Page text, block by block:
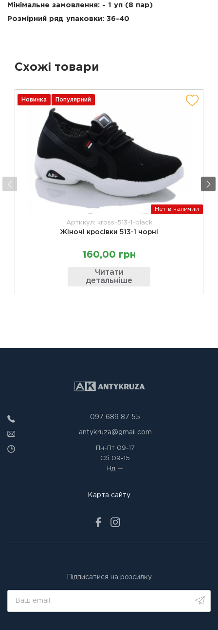
Мінімальне замовлення: - 1 уп (8 пар)
Розмірний ряд упаковки: 36-40
Схожі товари
Новинка Популярний
Нет в наличии
Артикул: kross-513-1-black
Жіночі кросівки 513-1 чорні
160,00 грн
Читати
детальніше
097 689 87 55
antykruza@gmail.com
Пн-Пт09-17
Сб 09-15
Нд —
Карта сайту
Підписатися на розсилку